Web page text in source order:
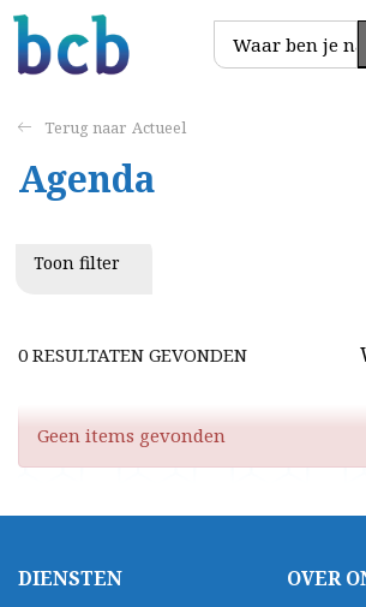
Actueel
Agenda
Toon filter
0 RESULTATEN GEVONDEN
Geen items gevonden
DIENSTEN OVER